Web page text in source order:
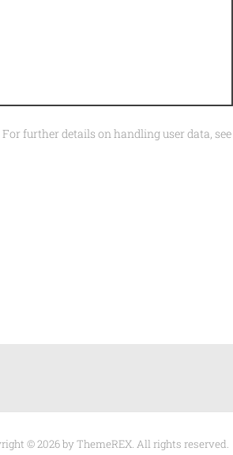
further details on handling user data, see
© 2026 by ThemeREX. All rights reserved.